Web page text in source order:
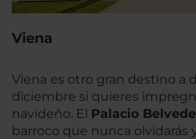
Viena
Viena es otro gran destino a
diciembre si quieres
navideño. El Palacio
barroco que nunca olvidarás